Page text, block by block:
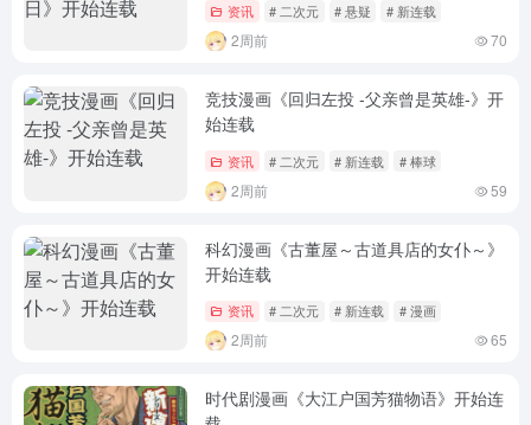
资讯 # 二次元 # 悬疑 # 新连载
2周前 70
竞技漫画《回归左投 -父亲曾是英雄-》开
始连载
资讯 # 二次元 # 新连载 # 棒球
2周前 59
科幻漫画《古董屋～古道具店的女仆～》
开始连载
资讯 # 二次元 # 新连载 # 漫画
2周前 65
时代剧漫画《大江户国芳猫物语》开始连